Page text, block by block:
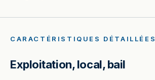
CARACTÉRISTIQUES DÉTAILLÉES
Exploitation, local, bail